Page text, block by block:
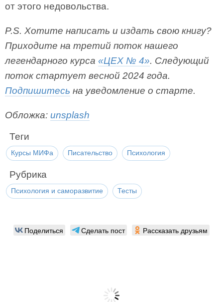
от этого недовольства.
P.S. Хотите написать и издать свою книгу?
Приходите на третий поток нашего
легендарного курса «ЦЕХ № 4». Следующий
поток стартует весной 2024 года.
Подпишитесь на уведомление о старте.
Обложка: unsplash
Теги
Курсы МИФа Писательство Психология
Рубрика
Психология и саморазвитие Тесты
Поделиться Сделать пост Рассказать друзьям